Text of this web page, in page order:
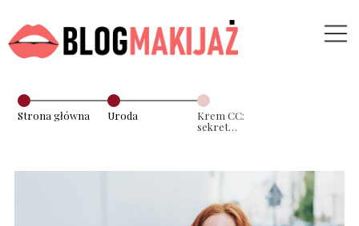
Strona główna Uroda
Krem CC:
sekret
stosować?